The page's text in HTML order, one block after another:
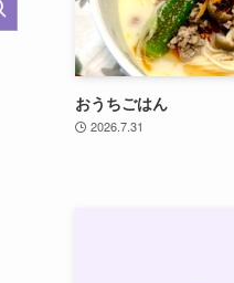
おうちごはん
2026.7.31